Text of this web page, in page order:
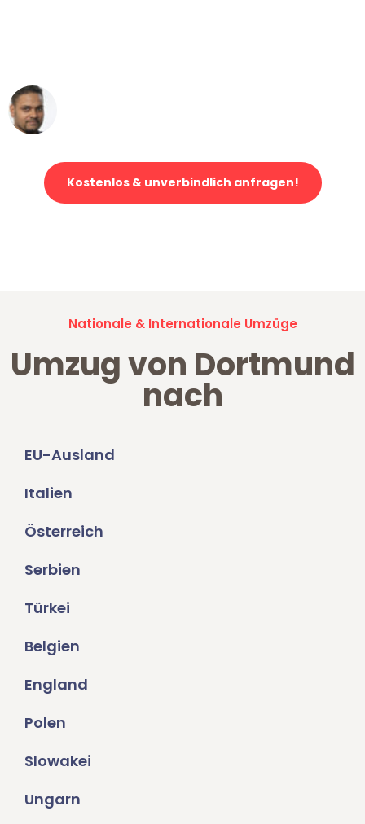
Kostenlos & unverbindlich anfragen!
Nationale & Internationale Umzüge
Umzug von Dortmund
nach
EU-Ausland
Italien
Österreich
Serbien
Türkei
Belgien
England
Polen
Slowakei
Ungarn